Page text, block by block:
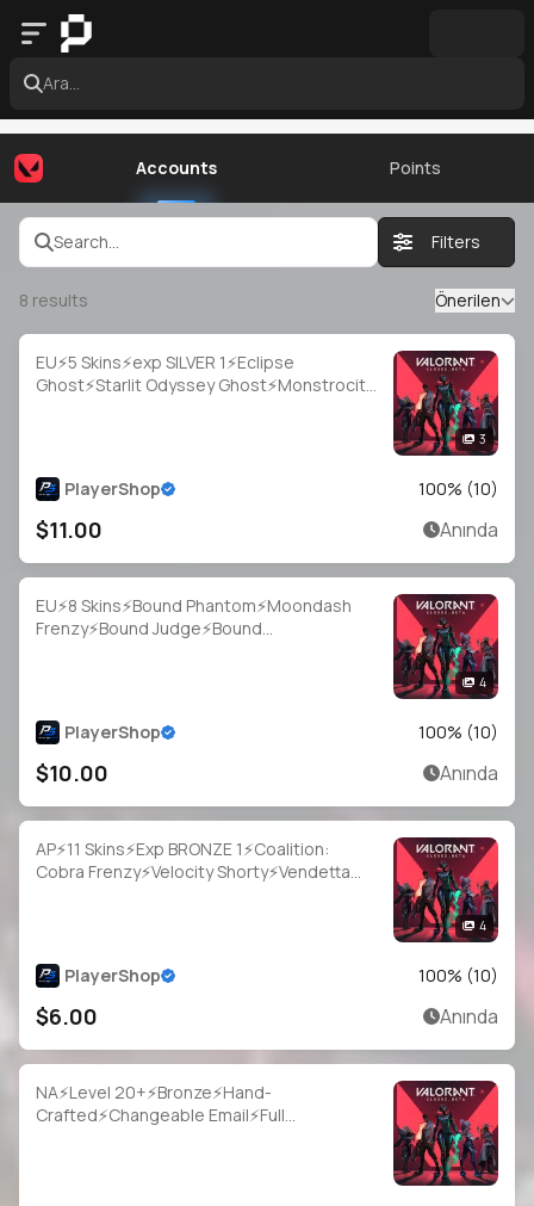
Ara...
Accounts Points
Search... Filters
8 results Önerilen
EU⚡5 Skins⚡exp SILVER 1⚡Eclipse
Ghost⚡Starlit Odyssey Ghost⚡Monstrocity
3
PlayerShop 100% (10)
$11.00 Anında
EU⚡8 Skins⚡Bound Phantom⚡Moondash
Frenzy⚡Bound Judge⚡Bound
4
PlayerShop 100% (10)
$10.00 Anında
AP⚡11 Skins⚡Exp BRONZE 1⚡Coalition:
Cobra Frenzy⚡Velocity Shorty⚡Vendetta
4
PlayerShop 100% (10)
$6.00 Anında
NA⚡Level 20+⚡Bronze⚡Hand-
Crafted⚡Changeable Email⚡Full